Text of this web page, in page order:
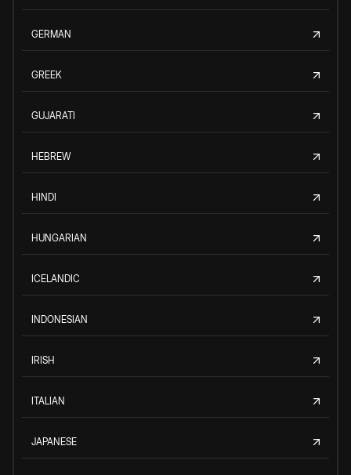
GERMAN
GREEK
GUJARATI
HEBREW
HINDI
HUNGARIAN
ICELANDIC
INDONESIAN
IRISH
ITALIAN
JAPANESE